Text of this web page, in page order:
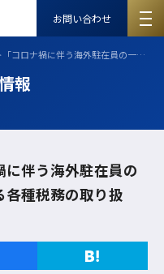
お問い合わせ
海外駐在員の一時帰国（帰任）に関連する各種税務の取り扱い」
報
伴う海外駐在員の
種税務の取り扱